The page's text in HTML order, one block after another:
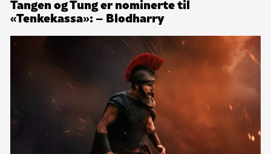
Tangen og Tung er nominerte til
«Tenkekassa»: – Blodharry